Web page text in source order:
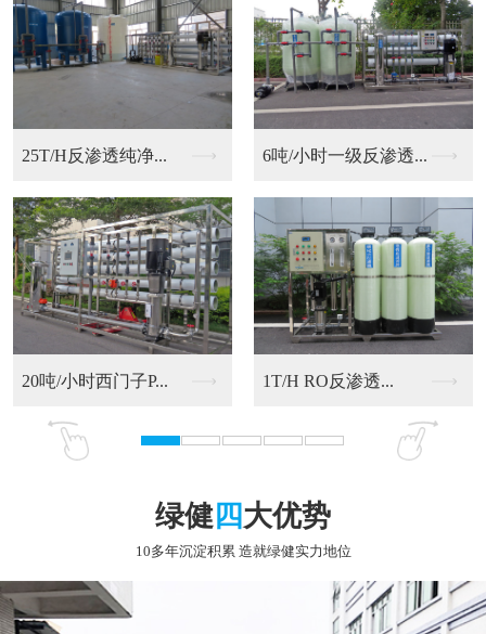
6吨/小时一级反渗透... 20吨/小时西门子P...
RO反渗透净化水设备 9T/H RO反渗透...
绿健 四大优势
10多年沉淀积累 造就绿健实力地位